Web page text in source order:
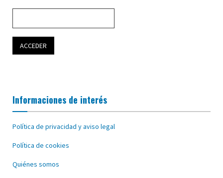
Informaciones de interés
Política de privacidad y aviso legal
Política de cookies
Quiénes somos